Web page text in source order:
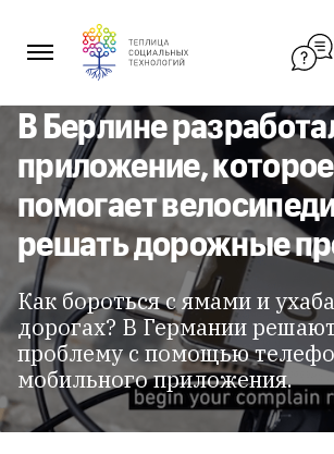
содержанию
В Берлине
приложение, которое
помогает
решать дорожные
Как бороться с ямами и
дорогах? В Германии
проблему с помощью
мобильного приложения.